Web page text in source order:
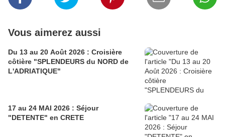
Vous aimerez aussi
Du 13 au 20 Août 2026 : Croisière
côtière "SPLENDEURS du NORD de
L'ADRIATIQUE"
17 au 24 MAI 2026 : Séjour
"DETENTE" en CRETE